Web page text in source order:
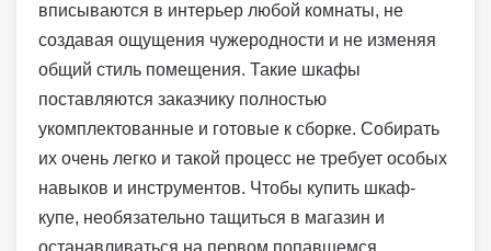
вписываются в интерьер любой комнаты, не
создавая ощущения чужеродности и не изменяя
общий стиль помещения. Такие шкафы
поставляются заказчику полностью
укомплектованные и готовые к сборке. Собирать
их очень легко и такой процесс не требует особых
навыков и инструментов. Чтобы купить шкаф-
купе, необязательно тащиться в магазин и
останавливаться на первом попавшемся